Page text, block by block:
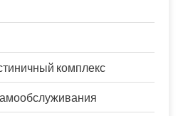
комплекс